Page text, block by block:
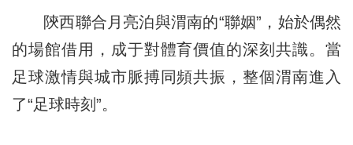
陝西聯合月亮泊與渭南的“聯姻”，始於偶然
的場館借用，成于對體育價值的深刻共識。當
足球激情與城市脈搏同頻共振，整個渭南進入
了“足球時刻”。